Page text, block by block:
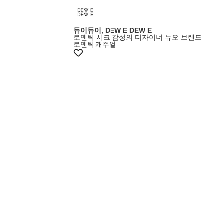
듀이듀이, DEW E DEW E
로맨틱 시크 감성의 디자이너 듀오 브랜드
로맨틱 캐주얼